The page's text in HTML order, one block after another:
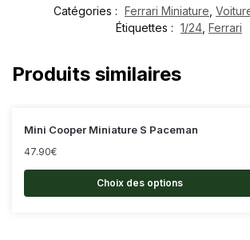
Catégories : Ferrari Miniature
Étiquettes : 1/24 Ferrari
Produits similaires
Mini Cooper Miniature S Paceman
47.90€
Choix des options